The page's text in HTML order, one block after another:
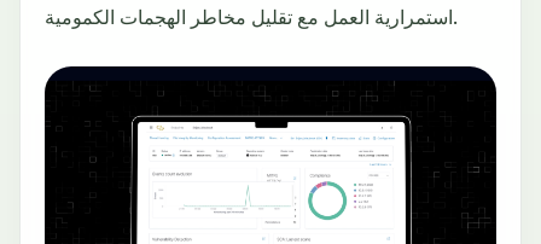
استمرارية العمل مع تقليل مخاطر الهجمات الكمومية.